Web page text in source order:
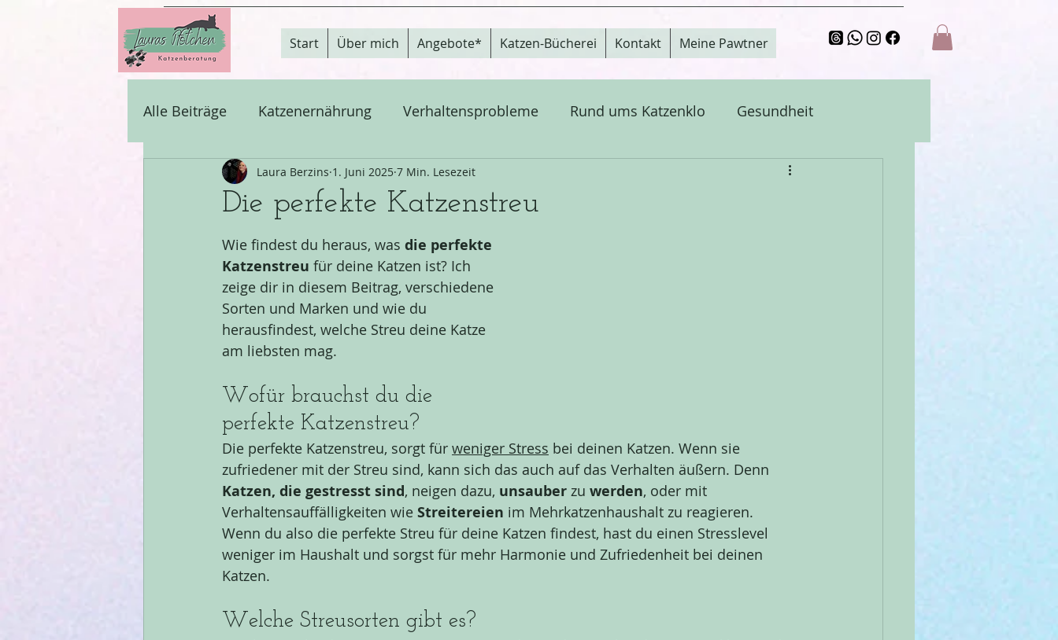
Start Über mich Angebote* Katzen-Bücherei Kontakt Meine Pawtner
Alle Beiträge Katzenernährung Verhaltensprobleme Rund ums Katzenklo Gesundheit
Training Katzenzusammenführung Katzenverhalten & Psychologie
Körpersprache & Kommunikation Pflege
Die perfekte Katzenstreu
Laura Berzins 1. Juni 2025 7 Min. Lesezeit
Wie findest du heraus, was die perfekte
Katzenstreu für deine Katzen ist? Ich
zeige dir in diesem Beitrag, verschiedene
Sorten und Marken und wie du
herausfindest, welche Streu deine Katze
am liebsten mag.
Wofür brauchst du die
perfekte Katzenstreu?
Die perfekte Katzenstreu, sorgt für weniger Stress bei deinen Katzen. Wenn sie
zufriedener mit der Streu sind, kann sich das auch auf das Verhalten äußern. Denn
Katzen, die gestresst sind, neigen dazu, unsauber zu werden, oder mit
Verhaltensauffälligkeiten wie Streitereien im Mehrkatzenhaushalt zu reagieren.
Wenn du also die perfekte Streu für deine Katzen findest, hast du einen Stresslevel
weniger im Haushalt und sorgst für mehr Harmonie und Zufriedenheit bei deinen
Katzen.
Welche Streusorten gibt es?